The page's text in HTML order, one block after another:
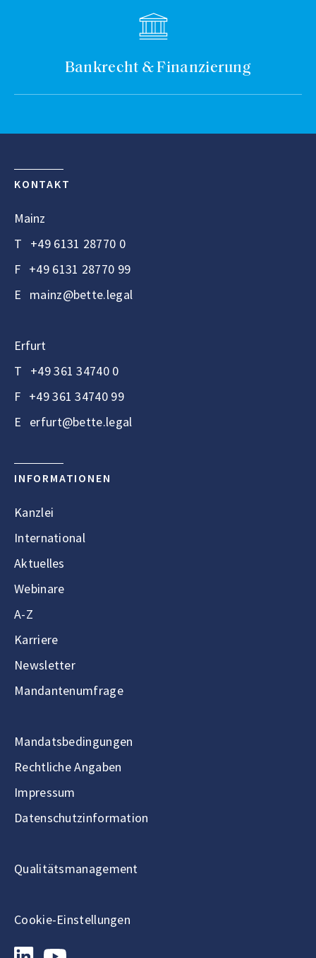
Bankrecht & Finanzierung
KONTAKT
Mainz
T +49 6131 28770 0
F +49 6131 28770 99
E mainz@bette.legal
Erfurt
T +49 361 34740 0
F +49 361 34740 99
E erfurt@bette.legal
INFORMATIONEN
Kanzlei
International
Aktuelles
Webinare
A-Z
Karriere
Newsletter
Mandantenumfrage
Mandatsbedingungen
Rechtliche Angaben
Impressum
Datenschutzinformation
Qualitätsmanagement
Cookie-Einstellungen